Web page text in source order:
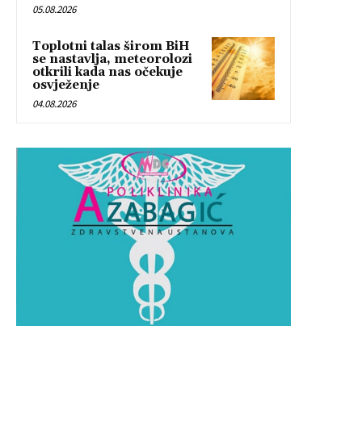
05.08.2026
Toplotni talas širom BiH
se nastavlja, meteorolozi
otkrili kada nas očekuje
osvježenje
04.08.2026